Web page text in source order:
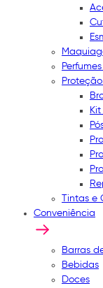
Tintas e
Conveniência
Barras
Bebidas
Doces